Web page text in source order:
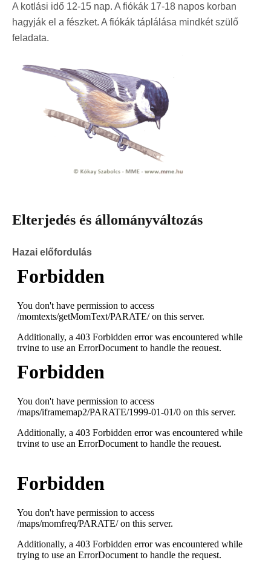
A kotlási idő 12-15 nap. A fiókák 17-18 napos korban
hagyják el a fészket. A fiókák táplálása mindkét szülő
feladata.
Elterjedés és állományváltozás
Hazai előfordulás